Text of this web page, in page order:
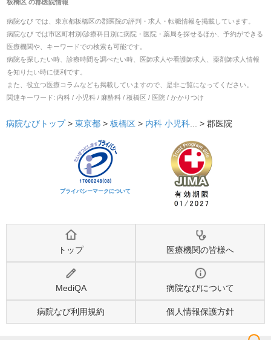
板橋区の郡医院情報
病院なび では、 東京都板橋区の郡医院の評判・求人・転職情報を掲載しています。
病院なび では市区町村別/診療科目別に病院・医院・薬局を探せるほか、予約ができる
医療機関や、キーワードでの検索も可能です。
病院を探したい時、診療時間を調べたい時、医師求人や看護師求人、薬剤師求人情報
を知りたい時に便利です。
また、役立つ医療コラムなども掲載していますので、是非ご覧になってください。
関連キーワード: 内科 / 小児科 / 麻酔科 / 板橋区 / 医院 / かかりつけ
病院なびトップ> 東京都 > 板橋区 > 内科 小児科 ... > 郡医院
プライバシーマークについて
トップ 医療機関の皆様へ
MediQA 病院なびについて
病院なび利用規約 個人情報保護方針